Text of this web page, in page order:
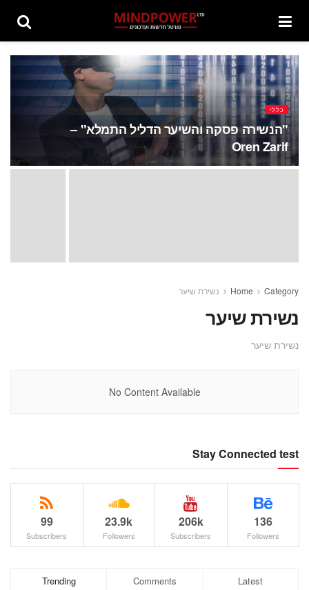
כללי
"הנשירה פסקה והשיער הדליל התמלא" –
Oren Zarif
Home Category נשירת שיער
נשירת שיער
נשירת שיער
No Content Available
Stay Connected test
136
Followers
206k
Subscribers
23.9k
Followers
99
Subscribers
Trending Comments Latest